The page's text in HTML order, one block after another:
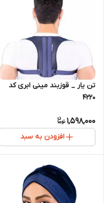
تن یار _ قوزبند مینی ابری کد
4220
1,598,000
افزودن به سبد